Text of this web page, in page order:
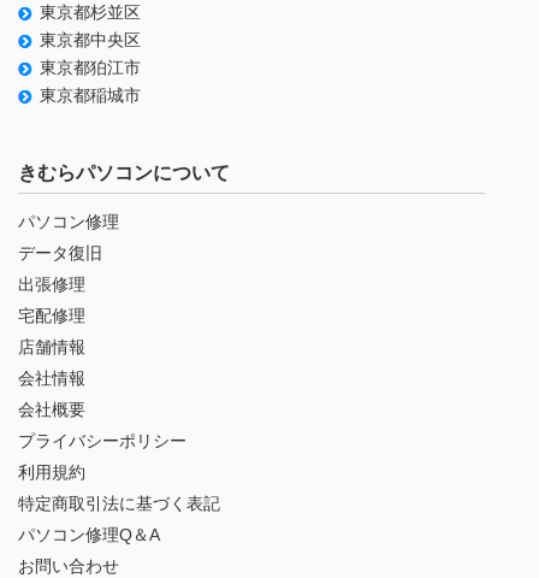
東京都杉並区
東京都中央区
東京都狛江市
東京都稲城市
きむらパソコンについて
パソコン修理
データ復旧
出張修理
宅配修理
店舗情報
会社情報
会社概要
プライバシーポリシー
利用規約
特定商取引法に基づく表記
パソコン修理Q＆A
お問い合わせ